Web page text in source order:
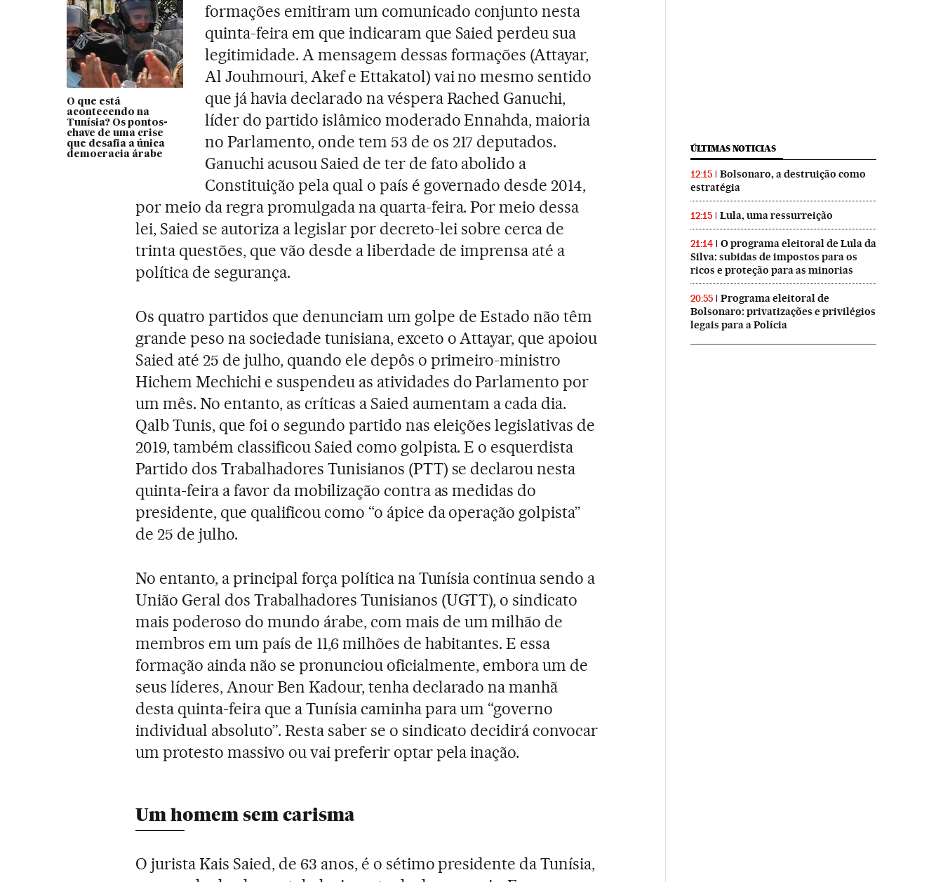
O que está
acontecendo na
Tunísia? Os pontos-
chave de uma crise
que desafia a única
democracia árabe
formações emitiram um comunicado conjunto nesta
quinta-feira em que indicaram que Saied perdeu sua
legitimidade. A mensagem dessas formações (Attayar,
Al Jouhmouri, Akef e Ettakatol) vai no mesmo sentido
que já havia declarado na véspera Rached Ganuchi,
líder do partido islâmico moderado Ennahda, maioria
no Parlamento, onde tem 53 de os 217 deputados.
Ganuchi acusou Saied de ter de fato abolido a
Constituição pela qual o país é governado desde 2014,
por meio da regra promulgada na quarta-feira. Por meio dessa
lei, Saied se autoriza a legislar por decreto-lei sobre cerca de
trinta questões, que vão desde a liberdade de imprensa até a
política de segurança.
Os quatro partidos que denunciam um golpe de Estado não têm
grande peso na sociedade tunisiana, exceto o Attayar, que apoiou
Saied até 25 de julho, quando ele depôs o primeiro-ministro
Hichem Mechichi e suspendeu as atividades do Parlamento por
um mês. No entanto, as críticas a Saied aumentam a cada dia.
Qalb Tunis, que foi o segundo partido nas eleições legislativas de
2019, também classificou Saied como golpista. E o esquerdista
Partido dos Trabalhadores Tunisianos (PTT) se declarou nesta
quinta-feira a favor da mobilização contra as medidas do
presidente, que qualificou como “o ápice da operação golpista”
de 25 de julho.
No entanto, a principal força política na Tunísia continua sendo a
União Geral dos Trabalhadores Tunisianos (UGTT), o sindicato
mais poderoso do mundo árabe, com mais de um milhão de
membros em um país de 11,6 milhões de habitantes. E essa
formação ainda não se pronunciou oficialmente, embora um de
seus líderes, Anour Ben Kadour, tenha declarado na manhã
desta quinta-feira que a Tunísia caminha para um “governo
individual absoluto”. Resta saber se o sindicato decidirá convocar
um protesto massivo ou vai preferir optar pela inação.
Um homem sem carisma
O jurista Kais Saied, de 63 anos, é o sétimo presidente da Tunísia,
ÚLTIMAS NOTICIAS
12:15
Bolsonaro, a destruição como
estratégia
12:15 Lula, uma ressurreição
21:14
O programa eleitoral de Lula da
Silva: subidas de impostos para os
ricos e proteção para as minorias
20:55
Programa eleitoral de
Bolsonaro: privatizações e privilégios
legais para a Polícia